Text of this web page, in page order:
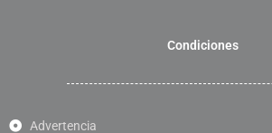
Condiciones
Advertencia